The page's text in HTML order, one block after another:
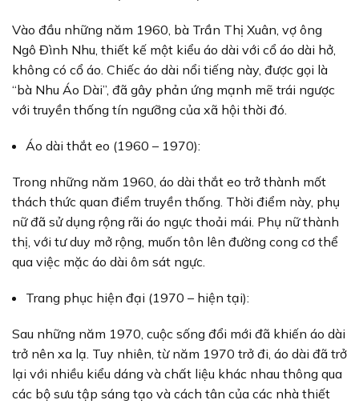
Vào đầu những năm 1960, bà Trần Thị Xuân, vợ ông
Ngô Đình Nhu, thiết kế một kiểu áo dài với cổ áo dài hở,
không có cổ áo. Chiếc áo dài nổi tiếng này, được gọi là
“bà Nhu Áo Dài”, đã gây phản ứng mạnh mẽ trái ngược
với truyền thống tín ngưỡng của xã hội thời đó.
Áo dài thắt eo (1960 – 1970):
Trong những năm 1960, áo dài thắt eo trở thành mốt
thách thức quan điểm truyền thống. Thời điểm này, phụ
nữ đã sử dụng rộng rãi áo ngực thoải mái. Phụ nữ thành
thị, với tư duy mở rộng, muốn tôn lên đường cong cơ thể
qua việc mặc áo dài ôm sát ngực.
Trang phục hiện đại (1970 – hiện tại):
Sau những năm 1970, cuộc sống đổi mới đã khiến áo dài
trở nên xa lạ. Tuy nhiên, từ năm 1970 trở đi, áo dài đã trở
lại với nhiều kiểu dáng và chất liệu khác nhau thông qua
các bộ sưu tập sáng tạo và cách tân của các nhà thiết